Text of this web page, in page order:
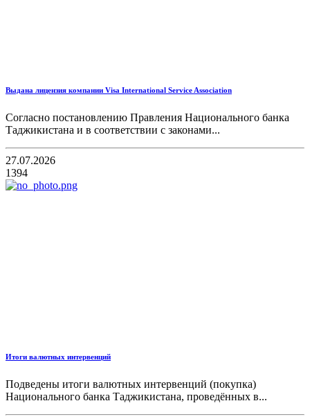
Выдана лицензия компании Visa International Service Association
Согласно постановлению Правления Национального банка
Таджикистана и в соответствии с законами...
27.07.2026
1394
Итоги валютных интервенций
Подведены итоги валютных интервенций (покупка)
Национального банка Таджикистана, проведённых в...